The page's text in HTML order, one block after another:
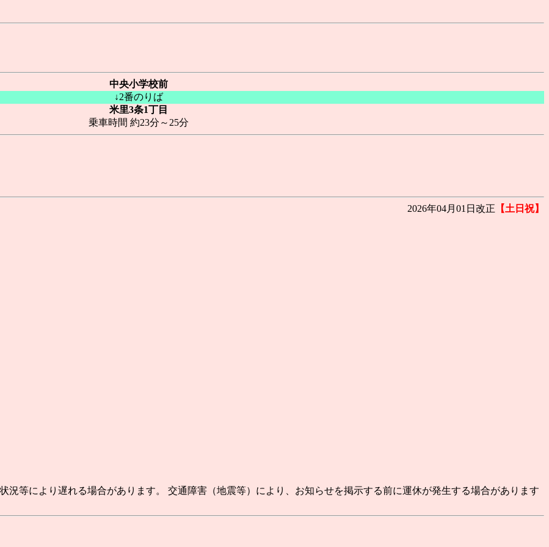
中央小学校前
↓2番のりば
米里3条1丁目
乗車時間 約23分～25分
2026年04月01日改正 【土日祝】
況等により遅れる場合があります。 交通障害（地震等）により、お知らせを掲示する前に運休が発生する場合があります